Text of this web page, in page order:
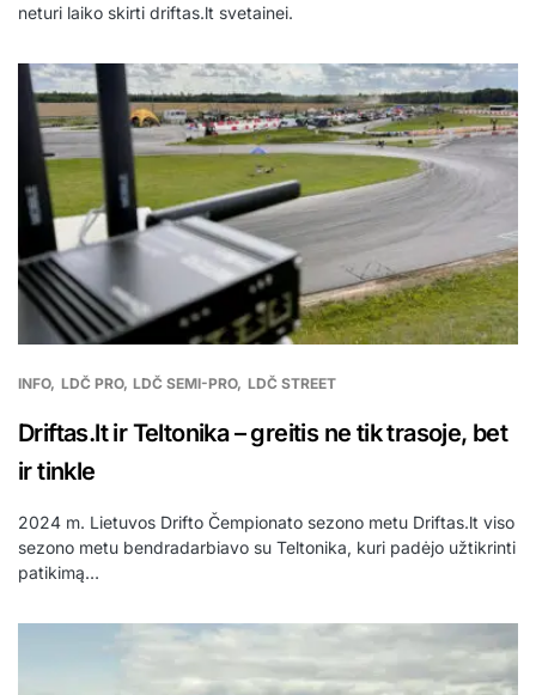
neturi laiko skirti driftas.lt svetainei.
INFO LDČ PRO LDČ SEMI-PRO LDČ STREET
Driftas.lt ir Teltonika – greitis ne tik trasoje, bet
ir tinkle
2024 m. Lietuvos Drifto Čempionato sezono metu Driftas.lt viso
sezono metu bendradarbiavo su Teltonika, kuri padėjo užtikrinti
patikimą…